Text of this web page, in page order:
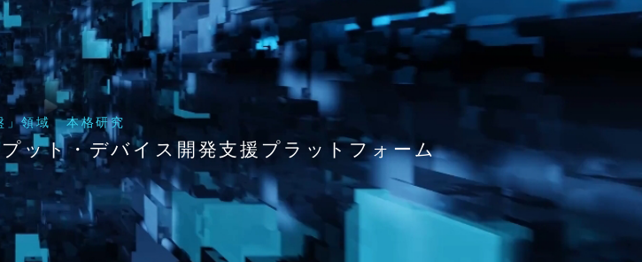
」領域 本格研究
ット・デバイス開発支援プラットフォーム